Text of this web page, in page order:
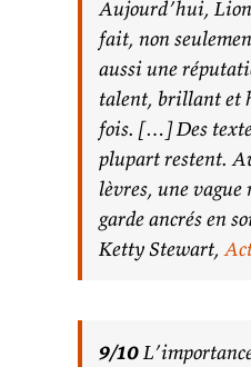
Aujourd’hui,
fait, non
aussi une
talent, brillant et
fois. […] Des
plupart restent.
lèvres, une vague
garde ancrés en
Ketty Stewart,
9/10